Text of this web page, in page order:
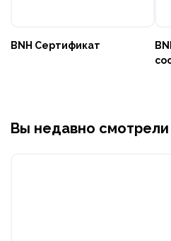
BNH Cертификат
Вы недавно смотрели